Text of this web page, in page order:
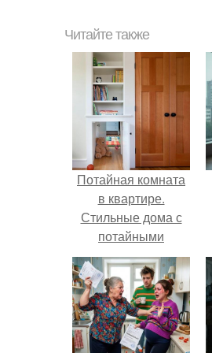
Читайте также
Потайная комната
в квартире.
Стильные дома с
потайными
дверьми,
скрывающие вход в
другие комнаты